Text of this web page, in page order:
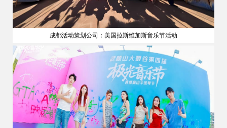
成都活动策划公司：美国拉斯维加斯音乐节活动